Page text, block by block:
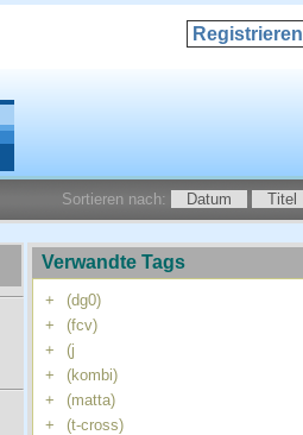
Registrieren
Sortieren nach: Datum Titel
Verwandte Tags
+
(dg0)
+
(fcv)
+
(j
+
(kombi)
+
(matta)
+
(t-cross)